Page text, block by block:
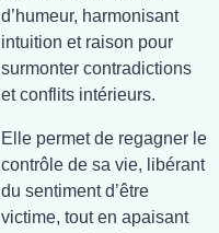
d’humeur, harmonisant
intuition et raison pour
surmonter contradictions
et conflits intérieurs.
Elle permet de regagner le
contrôle de sa vie, libérant
du sentiment d’être
victime, tout en apaisant